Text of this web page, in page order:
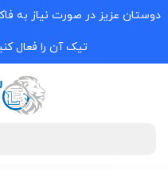
دوستان عزیز در صورت نیاز به
تیک آن را فعال